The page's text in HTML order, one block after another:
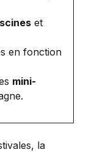
et
en fonction
mini-
la